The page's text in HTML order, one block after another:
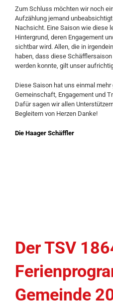
Zum Schluss möchten wir noch
Aufzählung jemand
Nachsicht. Eine Saison wie diese
Hintergrund, deren Engagement
sichtbar wird. Allen, die in
haben, dass diese
werden konnte, gilt unser
Diese Saison hat uns einmal
Gemeinschaft, Engagement und
Dafür sagen wir allen
Begleitern von Herzen Danke!
Die Haager Schäffler
Der TSV
Gemeinde